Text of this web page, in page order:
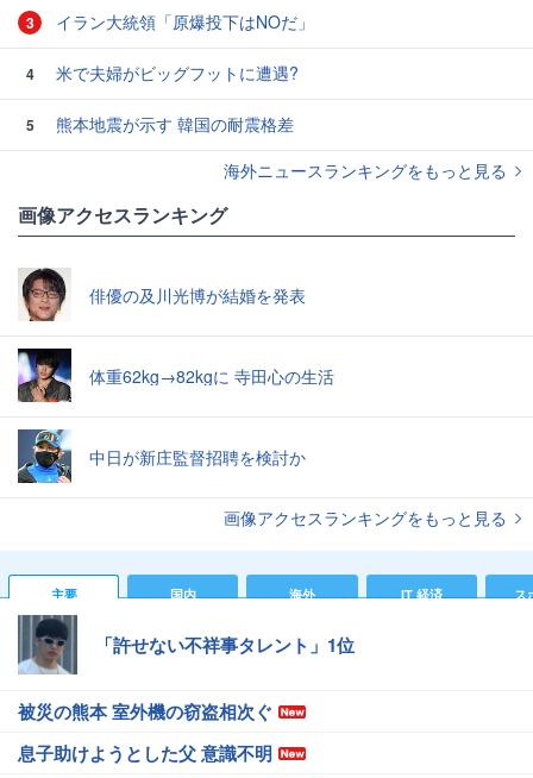
3 イラン大統領「原爆投下はNOだ」
4 米で夫婦がビッグフットに遭遇?
5
熊本地震が示す 韓国の耐震格差
海外ニュースランキングをもっと見る
画像アクセスランキング
俳優の及川光博が結婚を発表
体重62kg→82kgに 寺田心の生活
中日が新庄監督招聘を検討か
画像アクセスランキングをもっと見る
主要 国内 海外 IT 経済 ス
「許せない不祥事タレント」1位
被災の熊本 室外機の窃盗相次ぐ
息子助けようとした父 意識不明